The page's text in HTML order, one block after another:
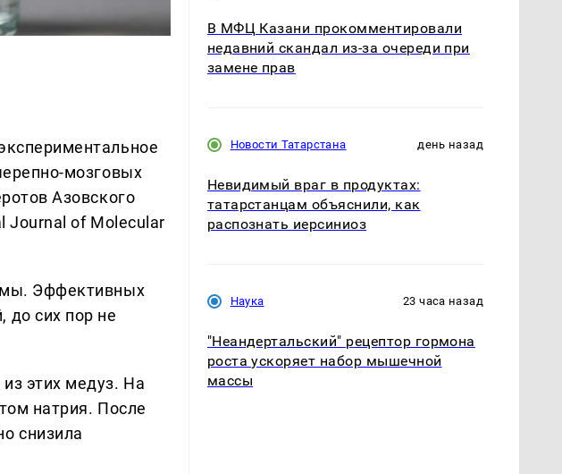
мозговых
Азовского
Journal of Molecular
Эффективных
до сих пор не
этих медуз. На
натрия. После
снизила
В МФЦ Казани прокомментировали
недавний скандал из-за очереди при
замене прав
Новости Татарстана день назад
Невидимый враг в продуктах:
татарстанцам объяснили, как
распознать иерсиниоз
Наука 23 часа назад
"Неандертальский" рецептор гормона
роста ускоряет набор мышечной
массы